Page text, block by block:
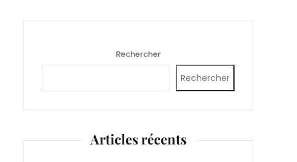
Rechercher
Rechercher
Articles récents